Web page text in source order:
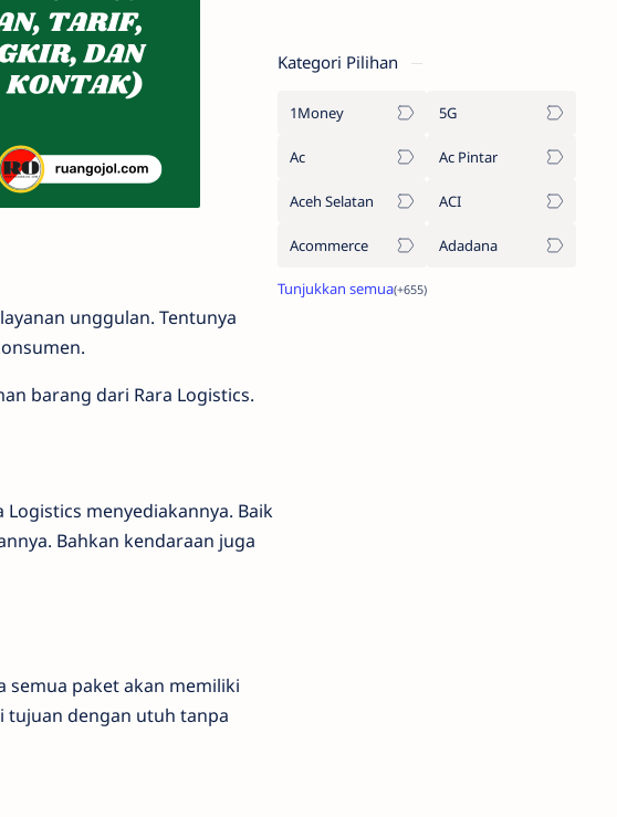
unggulan. Tentunya
barang dari Rara Logistics.
menyediakannya. Baik
Bahkan kendaraan juga
semua paket akan memiliki
tujuan dengan utuh tanpa
Kategori Pilihan
1Money 5G
Ac Ac Pintar
Aceh Selatan ACI
Acommerce Adadana